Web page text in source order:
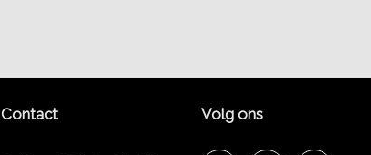
Contact Volg ons